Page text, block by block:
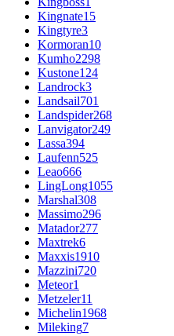
Kingnate15
Kingtyre3
Kormoran10
Kumho2298
Kustone124
Landrock3
Landsail701
Landspider268
Lanvigator249
Lassa394
Laufenn525
Leao666
LingLong1055
Marshal308
Massimo296
Matador277
Maxtrek6
Maxxis1910
Mazzini720
Meteor1
Metzeler11
Michelin1968
Mileking7